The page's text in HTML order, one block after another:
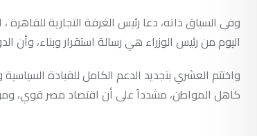
وفى السياق ذاته، دعا رئيس الغرفة التجارية للقاهرة
اليوم من رئيس الوزراء هي رسالة استقرار وبناء، وأن
واختتم العشري بتجديد الدعم الكامل للقيادة
كاهل المواطن، مشدداً على أن اقتصاد مصر قوي،